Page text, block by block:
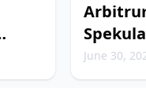
June 30,